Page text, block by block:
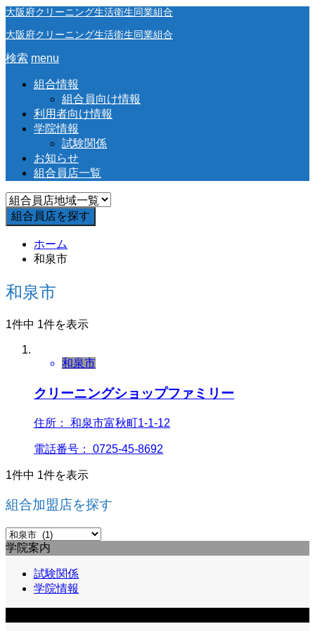
大阪府クリーニング生活衛生同業組合
大阪府クリーニング生活衛生同業組合
検索 menu
組合情報
組合員向け情報
利用者向け情報
学院情報
試験関係
お知らせ
組合員店一覧
ホーム
和泉市
和泉市
1件中 1件を表示
和泉市
クリーニングショップファミリー
住所： 和泉市富秋町1-1-12
電話番号： 0725-45-8692
1件中 1件を表示
組合加盟店を探す
組
合
を
探
学院案内
試験関係
学院情報